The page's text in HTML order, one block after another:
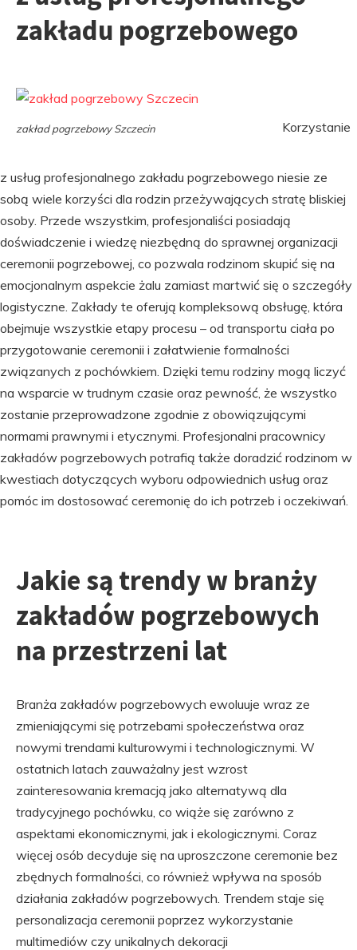
zakładu pogrzebowego
zakład pogrzebowy Szczecin Korzystanie
z usług profesjonalnego zakładu pogrzebowego niesie ze
sobą wiele korzyści dla rodzin przeżywających stratę bliskiej
osoby. Przede wszystkim, profesjonaliści posiadają
doświadczenie i wiedzę niezbędną do sprawnej organizacji
ceremonii pogrzebowej, co pozwala rodzinom skupić się na
emocjonalnym aspekcie żalu zamiast martwić się o szczegóły
logistyczne. Zakłady te oferują kompleksową obsługę, która
obejmuje wszystkie etapy procesu – od transportu ciała po
przygotowanie ceremonii i załatwienie formalności
związanych z pochówkiem. Dzięki temu rodziny mogą liczyć
na wsparcie w trudnym czasie oraz pewność, że wszystko
zostanie przeprowadzone zgodnie z obowiązującymi
normami prawnymi i etycznymi. Profesjonalni pracownicy
zakładów pogrzebowych potrafią także doradzić rodzinom w
kwestiach dotyczących wyboru odpowiednich usług oraz
pomóc im dostosować ceremonię do ich potrzeb i oczekiwań.
Jakie są trendy w branży
zakładów pogrzebowych
na przestrzeni lat
Branża zakładów pogrzebowych ewoluuje wraz ze
zmieniającymi się potrzebami społeczeństwa oraz
nowymi trendami kulturowymi i technologicznymi. W
ostatnich latach zauważalny jest wzrost
zainteresowania kremacją jako alternatywą dla
tradycyjnego pochówku, co wiąże się zarówno z
aspektami ekonomicznymi, jak i ekologicznymi. Coraz
więcej osób decyduje się na uproszczone ceremonie bez
zbędnych formalności, co również wpływa na sposób
działania zakładów pogrzebowych. Trendem staje się
personalizacja ceremonii poprzez wykorzystanie
multimediów czy unikalnych dekoracji